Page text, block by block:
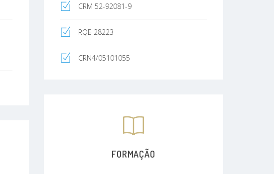
CRM 52-92081-9
RQE 28223
CRN4/05101055
FORMAÇÃO